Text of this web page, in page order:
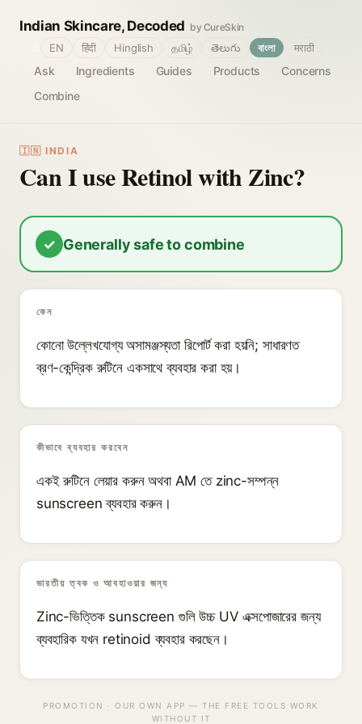
Indian Skincare, Decoded by CureSkin
Ask Ingredients Guides Products
Concerns
Combine
EN हिंदी Hinglish தமிழ் తెలుగు বাংলা मराठी
🇮🇳 INDIA
Can I use Retinol with Zinc?
✓ Generally safe to combine
কেন
কোনো উল্লেখযোগ্য অসামঞ্জস্যতা রিপোর্ট করা হয়নি; সাধারণত
ব্রণ-কেন্দ্রিক রুটিনে একসাথে ব্যবহার করা হয়।
কীভাবে ব্যবহার করবেন
একই রুটিনে লেয়ার করুন অথবা AM তে zinc-সম্পন্ন
sunscreen ব্যবহার করুন।
ভারতীয় ত্বক ও আবহাওয়ার জন্য
Zinc-ভিত্তিক sunscreen গুলি উচ্চ UV এক্সপোজারের জন্য
ব্যবহারিক যখন retinoid ব্যবহার করছেন।
PROMOTION · OUR OWN APP — THE FREE TOOLS WORK
WITHOUT IT